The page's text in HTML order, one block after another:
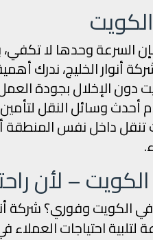
السرعة وحدها لا
أنوار الخليج، ندرك
الإخلال بجودة
وسائل النقل
داخل نفس المنطقة
– لأن
الكويت وفوري؟ شركة
احتياجات العملاء